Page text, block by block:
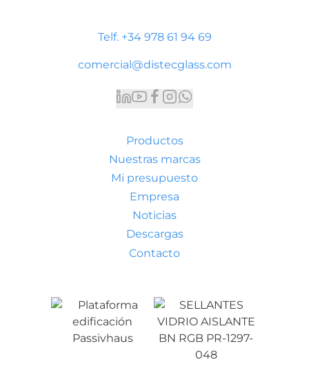
Telf. +34 978 61 94 69
comercial@distecglass.com
Productos
Nuestras marcas
Mi presupuesto
Empresa
Noticias
Descargas
Contacto